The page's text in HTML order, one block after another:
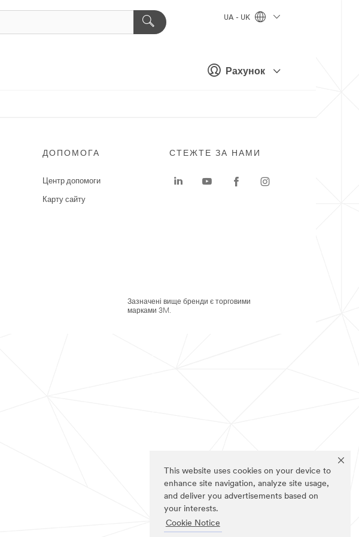
This website uses cookies on your device to
enhance site navigation, analyze site usage,
and deliver you advertisements based on
your interests.
Cookie Notice
Рахунок
UA - UK
ДОПОМОГА
Центр допомоги
Карту сайту
СТЕЖТЕ ЗА НАМИ
Зазначені вище бренди є торговими
марками 3M.